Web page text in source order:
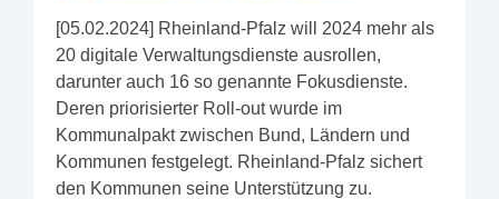
[05.02.2024] Rheinland-Pfalz will 2024 mehr als
20 digitale Verwaltungsdienste ausrollen,
darunter auch 16 so genannte Fokusdienste.
Deren priorisierter Roll-out wurde im
Kommunalpakt zwischen Bund, Ländern und
Kommunen festgelegt. Rheinland-Pfalz sichert
den Kommunen seine Unterstützung zu.